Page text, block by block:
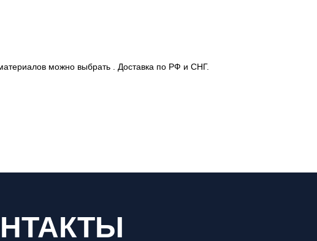
можно выбрать . Доставка по РФ и СНГ.